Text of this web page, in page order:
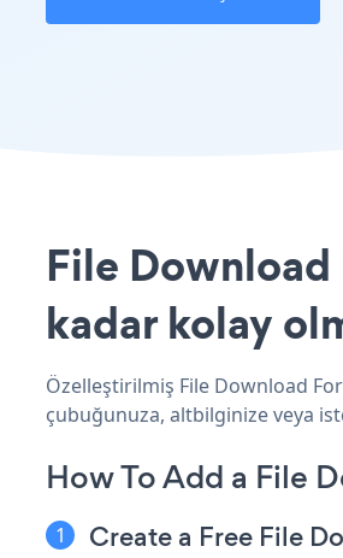
File
kadar kolay
Özelleştirilmiş File Download
çubuğunuza, altbilginize veya
How To Add a File
Create a Free File